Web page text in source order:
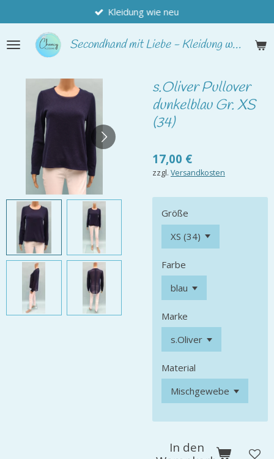
Hauptinhalt
springen
Secondhandmit Liebe - Kleidung wie neu
Kleidung wie neu
s.Oliver Pullover
dunkelblau Gr. XS
(34)
17,00 €
zzgl. Versandkosten
Größe
Farbe
Marke
Material
In den